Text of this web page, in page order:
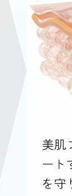
美肌
ート
を守